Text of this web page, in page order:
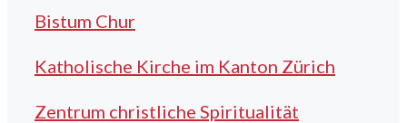
Bistum Chur
Katholische Kirche im Kanton Zürich
Zentrum christliche Spiritualität